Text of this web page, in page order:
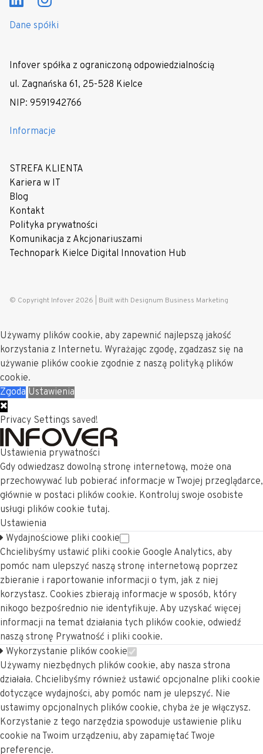
Dane spółki
Infover spółka z ograniczoną odpowiedzialnością
ul. Zagnańska 61, 25-528 Kielce
NIP: 9591942766
Informacje
STREFA KLIENTA
Kariera w IT
Blog
Kontakt
Polityka prywatności
Komunikacja z Akcjonariuszami
Technopark Kielce Digital Innovation Hub
© Copyright Infover 2026 | Built with Designum Business Marketing
Używamy plików cookie, aby zapewnić najlepszą jakość
korzystania z Internetu. Wyrażając zgodę, zgadzasz się na
używanie plików cookie zgodnie z naszą polityką plików
cookie.
Zgoda Ustawienia
Privacy Settings saved!
Ustawienia prywatności
Gdy odwiedzasz dowolną stronę internetową, może ona
przechowywać lub pobierać informacje w Twojej przeglądarce,
głównie w postaci plików cookie. Kontroluj swoje osobiste
usługi plików cookie tutaj.
Ustawienia
Wydajnościowe pliki cookie
Chcielibyśmy ustawić pliki cookie Google Analytics, aby
pomóc nam ulepszyć naszą stronę internetową poprzez
zbieranie i raportowanie informacji o tym, jak z niej
korzystasz. Cookies zbierają informacje w sposób, który
nikogo bezpośrednio nie identyfikuje. Aby uzyskać więcej
informacji na temat działania tych plików cookie, odwiedź
naszą stronę Prywatność i pliki cookie.
Wykorzystanie plików cookie
Używamy niezbędnych plików cookie, aby nasza strona
działała. Chcielibyśmy również ustawić opcjonalne pliki cookie
dotyczące wydajności, aby pomóc nam je ulepszyć. Nie
ustawimy opcjonalnych plików cookie, chyba że je włączysz.
Korzystanie z tego narzędzia spowoduje ustawienie pliku
cookie na Twoim urządzeniu, aby zapamiętać Twoje
preferencje.